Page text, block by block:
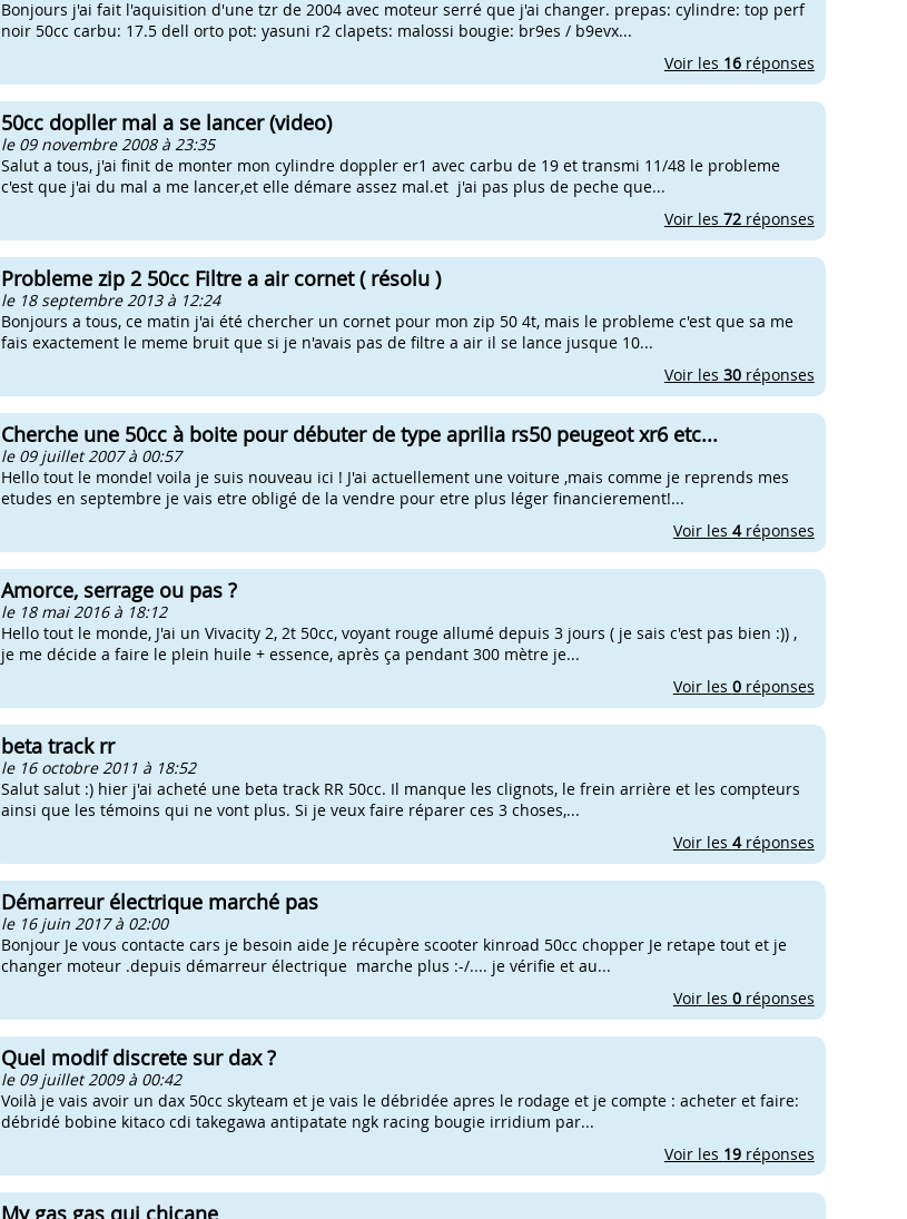
Bonjours j'ai fait l'aquisition d'une tzr de 2004 avec moteur serré que j'ai changer. prepas: cylindre: top perf
noir 50cc carbu: 17.5 dell orto pot: yasuni r2 clapets: malossi bougie: br9es / b9evx...
Voir les 16réponses
50cc dopller mal a se lancer (video)
le 09 novembre 2008 à 23:35
Salut a tous, j'ai finit de monter mon cylindre doppler er1 avec carbu de 19 et transmi 11/48 le probleme
c'est que j'ai du mal a me lancer,et elle démare assez mal.et j'ai pas plus de peche que...
Voir les 72réponses
Probleme zip 2 50cc Filtre a air cornet ( résolu )
le 18 septembre 2013 à 12:24
Bonjours a tous, ce matin j'ai été chercher un cornet pour mon zip 50 4t, mais le probleme c'est que sa me
fais exactement le meme bruit que si je n'avais pas de filtre a air il se lance jusque 10...
Voir les 30réponses
Cherche une 50cc à boite pour débuter de type aprilia rs50 peugeot xr6 etc...
le 09 juillet 2007 à 00:57
Hello tout le monde! voila je suis nouveau ici ! J'ai actuellement une voiture ,mais comme je reprends mes
etudes en septembre je vais etre obligé de la vendre pour etre plus léger financierement!...
Voir les 4réponses
Amorce, serrage ou pas ?
le 18 mai 2016 à 18:12
Hello tout le monde, J'ai un Vivacity 2, 2t 50cc, voyant rouge allumé depuis 3 jours ( je sais c'est pas bien :)) ,
je me décide a faire le plein huile + essence, après ça pendant 300 mètre je...
Voir les 0réponses
beta track rr
le 16 octobre 2011 à 18:52
Salut salut :) hier j'ai acheté une beta track RR 50cc. Il manque les clignots, le frein arrière et les compteurs
ainsi que les témoins qui ne vont plus. Si je veux faire réparer ces 3 choses,...
Voir les 4réponses
Démarreur électrique marché pas
le 16 juin 2017 à 02:00
Bonjour Je vous contacte cars je besoin aide Je récupère scooter kinroad 50cc chopper Je retape tout et je
changer moteur .depuis démarreur électrique marche plus :-/.... je vérifie et au...
Voir les 0réponses
Quel modif discrete sur dax ?
le 09 juillet 2009 à 00:42
Voilà je vais avoir un dax 50cc skyteam et je vais le débridée apres le rodage et je compte : acheter et faire:
débridé bobine kitaco cdi takegawa antipatate ngk racing bougie irridium par...
Voir les 19réponses
My gas gas qui chicane